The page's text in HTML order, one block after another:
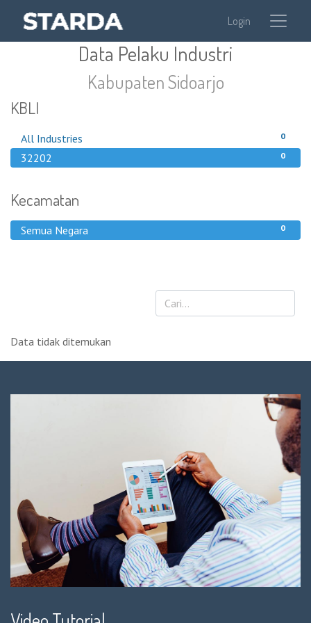
Login
Data Pelaku Industri
Kabupaten Sidoarjo
KBLI
0
All Industries
0
32202
Kecamatan
0
Semua Negara
Data tidak ditemukan